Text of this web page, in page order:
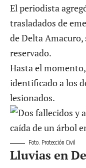
El periodista
trasladados de
de Delta
reservado.
Hasta el
identificado a los
lesionados.
Foto. Protección Civil
Lluvias en